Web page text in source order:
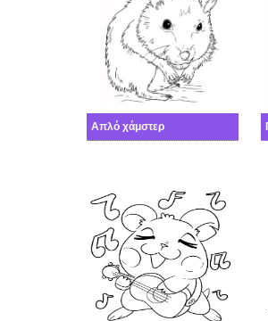
Απλό χάμστερ